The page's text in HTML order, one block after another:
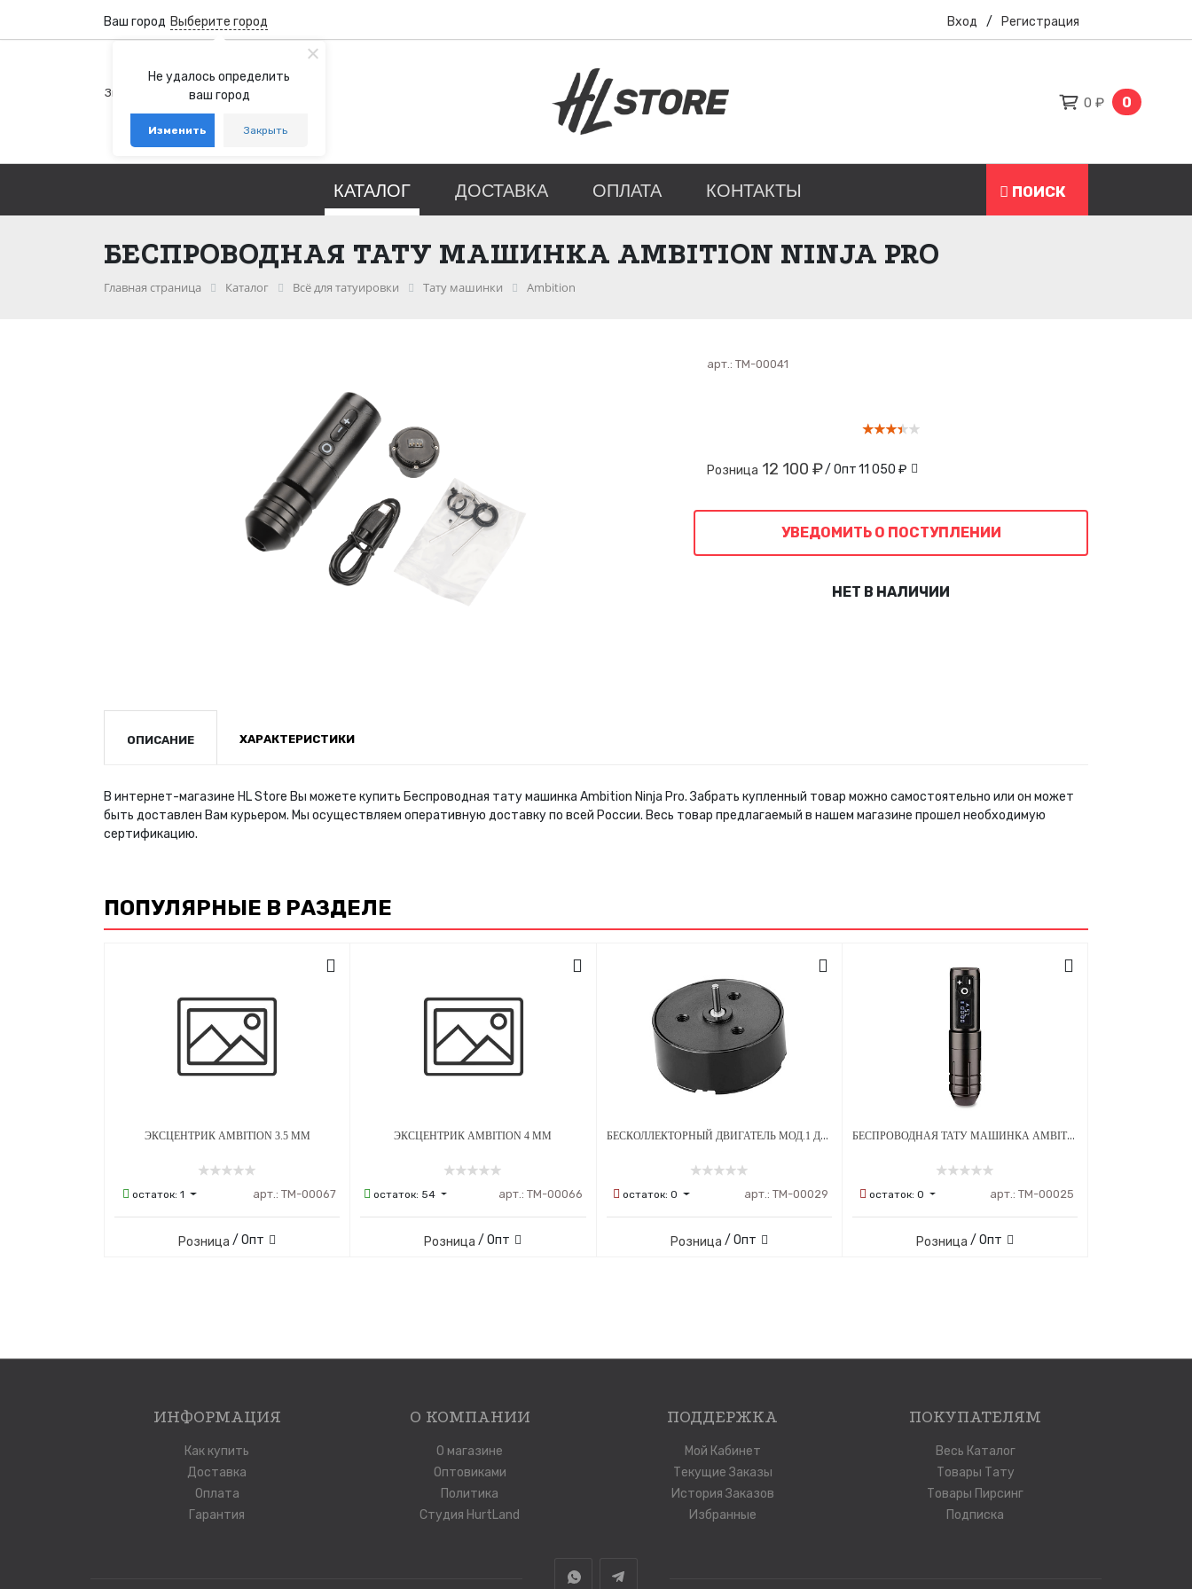
Не удалось определить
ваш город
Изменить Закрыть
Ваш город Выберите город Вход / Регистрация
+7 (800) 100-76-77
Звонок бесплатный по России
+7 (931) 978-88-88
telegram whatsapp
0 ₽ 0
КАТАЛОГ ДОСТАВКА ОПЛАТА КОНТАКТЫ ПОИСК
БЕСПРОВОДНАЯ ТАТУ МАШИНКА AMBITION NINJA PRO
Главная страница Каталог Всё для татуировки Тату машинки Ambition
арт.: ТМ-00041
Розница 12 100 ₽/ Опт11 050 ₽
УВЕДОМИТЬ О ПОСТУПЛЕНИИ
НЕТ В НАЛИЧИИ
ОПИСАНИЕ ХАРАКТЕРИСТИКИ
В интернет-магазине HL Store Вы можете купить Беспроводная тату машинка Ambition Ninja Pro. Забрать купленный товар можно самостоятельно или он может
быть доставлен Вам курьером. Мы осуществляем оперативную доставку по всей России. Весь товар предлагаемый в нашем магазине прошел необходимую
сертификацию.
ПОПУЛЯРНЫЕ В РАЗДЕЛЕ
ЭКСЦЕНТРИК AMBITION 3.5 ММ
остаток:1 арт.: ТМ-00067
Розница / Опт
ЭКСЦЕНТРИК AMBITION 4 ММ
остаток: 54 арт.: ТМ-00066
Розница / Опт
БЕСКОЛЛЕКТОРНЫЙ ДВИГАТЕЛЬ МОД.1 ДЛЯ ТАТУ МАШИНКИ AMBITION 26 X 10 ММ
остаток:0 арт.: ТМ-00029
Розница / Опт
БЕСПРОВОДНАЯ ТАТУ МАШИНКА AMBITION ROCKET
остаток: 0 арт.: ТМ-00025
Розница / Опт
ИНФОРМАЦИЯ
Как купить
Доставка
Оплата
Гарантия
О КОМПАНИИ
О магазине
Оптовиками
Политика
Студия HurtLand
ПОДДЕРЖКА
Мой Кабинет
Текущие Заказы
История Заказов
Избранные
ПОКУПАТЕЛЯМ
Весь Каталог
Товары Тату
Товары Пирсинг
Подписка